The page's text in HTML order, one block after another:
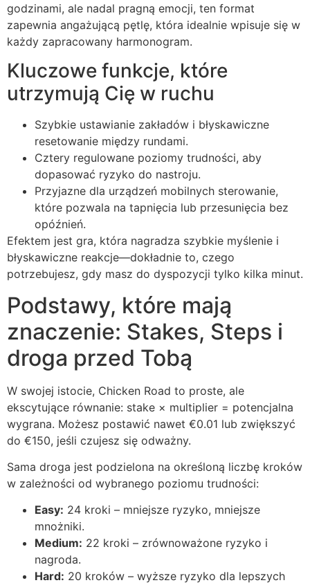
godzinami, ale nadal pragną emocji, ten format
zapewnia angażującą pętlę, która idealnie wpisuje się w
każdy zapracowany harmonogram.
Kluczowe funkcje, które
utrzymują Cię w ruchu
Szybkie ustawianie zakładów i błyskawiczne
resetowanie między rundami.
Cztery regulowane poziomy trudności, aby
dopasować ryzyko do nastroju.
Przyjazne dla urządzeń mobilnych sterowanie,
które pozwala na tapnięcia lub przesunięcia bez
opóźnień.
Efektem jest gra, która nagradza szybkie myślenie i
błyskawiczne reakcje—dokładnie to, czego
potrzebujesz, gdy masz do dyspozycji tylko kilka minut.
Podstawy, które mają
znaczenie: Stakes, Steps i
droga przed Tobą
W swojej istocie, Chicken Road to proste, ale
ekscytujące równanie: stake × multiplier = potencjalna
wygrana. Możesz postawić nawet €0.01 lub zwiększyć
do €150, jeśli czujesz się odważny.
Sama droga jest podzielona na określoną liczbę kroków
w zależności od wybranego poziomu trudności:
Easy: 24 kroki – mniejsze ryzyko, mniejsze
mnożniki.
Medium: 22 kroki – zrównoważone ryzyko i
nagroda.
Hard: 20 kroków – wyższe ryzyko dla lepszych